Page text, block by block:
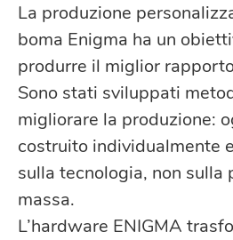
La produzione
boma Enigma ha un
produrre il miglior
Sono stati sviluppati
migliorare la produzione:
costruito individualmente
sulla tecnologia, non sulla
massa.
L’hardware ENIGMA